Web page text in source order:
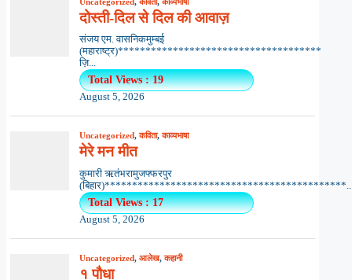
दोस्ती-दिल से दिल की आवाज़
संजय एम. वासनिकमुम्बई
(महाराष्ट्र)*************************************
ज़ि...
Total Views : 19
August 5, 2026
Uncategorized,कविता,काव्यभाषा
मेरे मन मीत
कुमारी ऋतंभरामुजफ्फरपुर
Total Views : 17
August 5, 2026
Uncategorized, आलेख,कहानी
१ पौधा